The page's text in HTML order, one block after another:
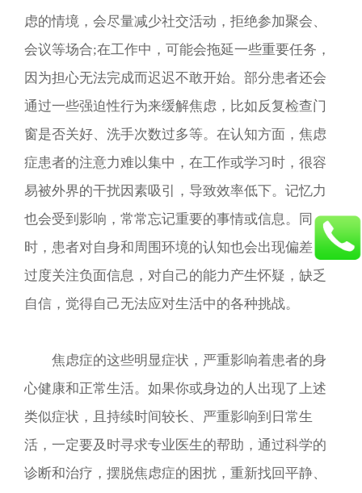
虑的情境，会尽量减少社交活动，拒绝参加聚会、
会议等场合;在工作中，可能会拖延一些重要任务，
因为担心无法完成而迟迟不敢开始。部分患者还会
通过一些强迫性行为来缓解焦虑，比如反复检查门
窗是否关好、洗手次数过多等。在认知方面，焦虑
症患者的注意力难以集中，在工作或学习时，很容
易被外界的干扰因素吸引，导致效率低下。记忆力
也会受到影响，常常忘记重要的事情或信息。同
时，患者对自身和周围环境的认知也会出现偏差，
过度关注负面信息，对自己的能力产生怀疑，缺乏
自信，觉得自己无法应对生活中的各种挑战。​
焦虑症的这些明显症状，严重影响着患者的身
心健康和正常生活。如果你或身边的人出现了上述
类似症状，且持续时间较长、严重影响到日常生
活，一定要及时寻求专业医生的帮助，通过科学的
诊断和治疗，摆脱焦虑症的困扰，重新找回平静、